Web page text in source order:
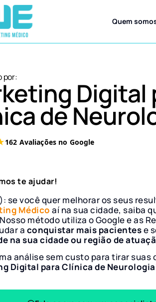
Quem
por: Digital
de
te ajudar!
se você quer melhorar os seus
Médico aí na sua cidade, saiba
método utiliza o Google e as
a conquistar mais pacientese
na sua cidade ou região de
análise sem custo para tirar suas
Digital para Clínica de